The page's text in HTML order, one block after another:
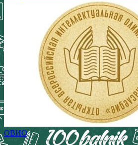
ОВИО